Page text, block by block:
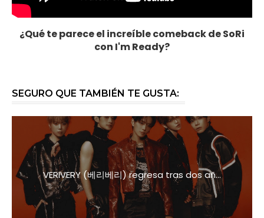
¿Qué te parece el increíble comeback de SoRi
con I'm Ready?
SEGURO QUE TAMBIÉN TE GUSTA:
VERIVERY (베리베리) regresa tras dos añ...